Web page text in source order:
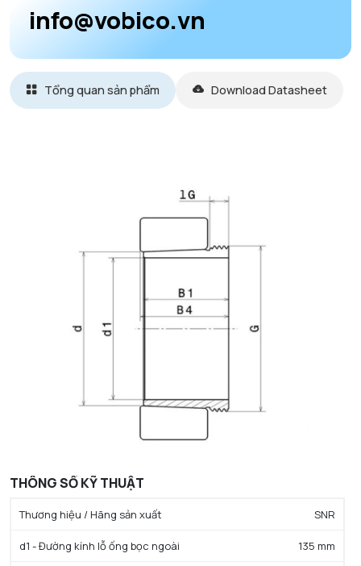
info@vobico.vn
Tổng quan sản phẩm Download Datasheet
THÔNG SỐ KỸ THUẬT
Thương hiệu / Hãng sản xuất SNR
d1 - Đường kính lỗ ống bọc ngoài 135 mm